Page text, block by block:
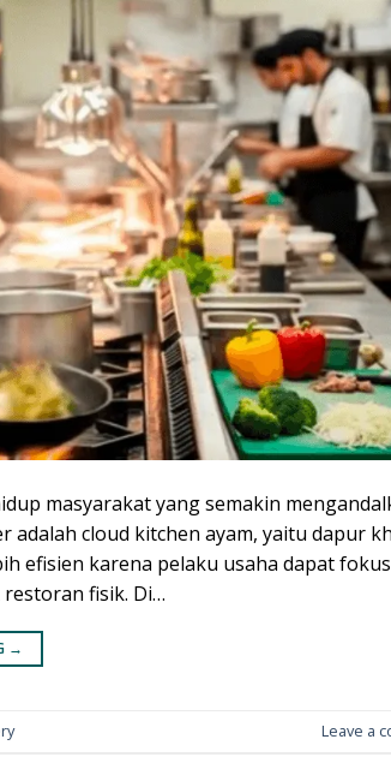
masyarakat yang semakin
adalah cloud kitchen ayam, yaitu dapur
efisien karena pelaku usaha dapat
fisik. Di…
→
Leave a